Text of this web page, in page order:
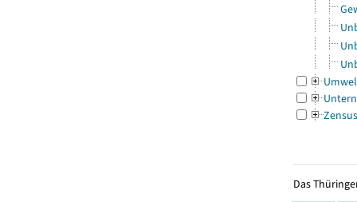
Zensus
Das